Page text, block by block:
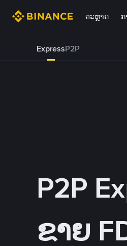
ຕະຫຼາດ
ExpressP2P
P2P
ຂາຍ